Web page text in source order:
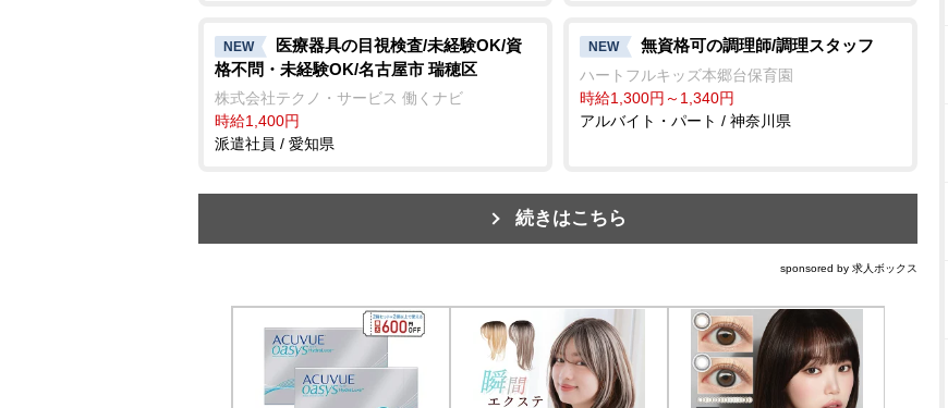
NEW
医療器具の目視検査/未経験OK/資
格不問・未経験OK/名古屋市 瑞穂区
株式会社テクノ・サービス 働くナビ
時給1,400円
派遣社員 / 愛知県
NEW 無資格可の調理師/調理スタッフ
ハートフルキッズ本郷台保育園
時給1,300円～1,340円
アルバイト・パート / 神奈川県
続きはこちら
sponsored by 求人ボックス